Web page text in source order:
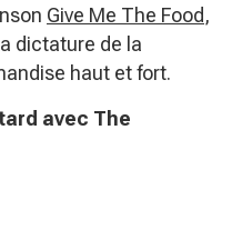
Give Me The Food,
dictature de la
haut et fort.
avec The